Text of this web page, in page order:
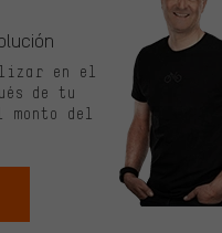
en el
de tu
monto del